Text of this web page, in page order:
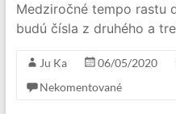
Medziročné tempo rastu
budú čísla z druhého a
Ju Ka 06/05/2020
Nekomentované